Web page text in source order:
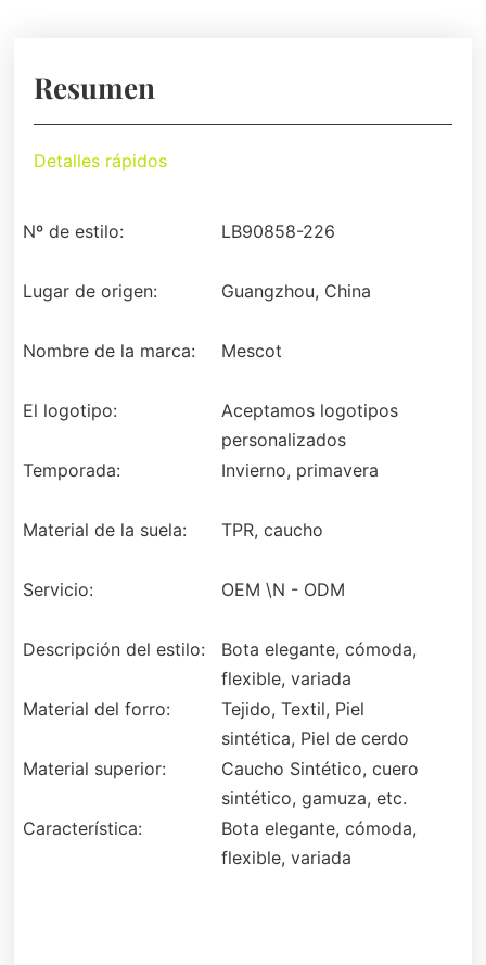
Resumen
Detalles rápidos
Nº de estilo: LB90858-226
Lugar de origen: Guangzhou, China
Nombre de la marca: Mescot
El logotipo:
Aceptamos logotipos
personalizados
Temporada:
Invierno, primavera
Material de la suela: TPR, caucho
Servicio: OEM \N - ODM
Descripción del estilo:
Bota elegante, cómoda,
flexible, variada
Material del forro:
Tejido, Textil, Piel
sintética, Piel de cerdo
Material superior:
Caucho Sintético, cuero
sintético, gamuza, etc.
Característica:
Bota elegante, cómoda,
flexible, variada